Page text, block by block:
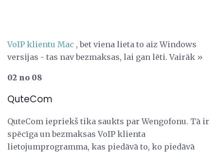
VoIP klientu Mac , bet viena lieta to aiz Windows
versijas - tas nav bezmaksas, lai gan lēti. Vairāk »
02 no 08
QuteCom
QuteCom iepriekš tika saukts par Wengofonu. Tā ir
spēcīga un bezmaksas VoIP klienta
lietojumprogramma, kas piedāvā to, ko piedāvā